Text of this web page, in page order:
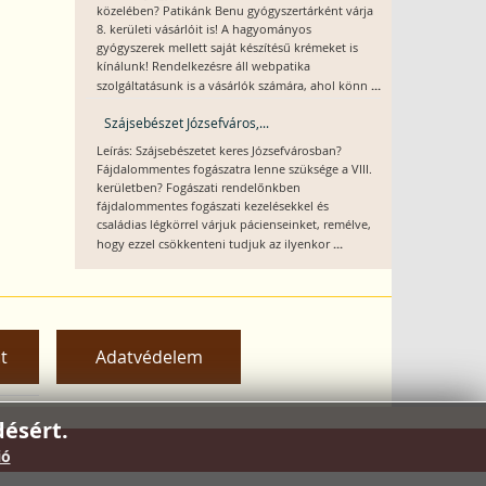
közelében? Patikánk Benu gyógyszertárként várja
8. kerületi vásárlóit is! A hagyományos
gyógyszerek mellett saját készítésű krémeket is
kínálunk! Rendelkezésre áll webpatika
szolgáltatásunk is a vásárlók számára, ahol könn ...
Szájsebészet Józsefváros,...
Leírás: Szájsebészetet keres Józsefvárosban?
Fájdalommentes fogászatra lenne szüksége a VIII.
kerületben? Fogászati rendelőnkben
fájdalommentes fogászati kezelésekkel és
családias légkörrel várjuk pácienseinket, remélve,
hogy ezzel csökkenteni tudjuk az ilyenkor...
Adatvédelem